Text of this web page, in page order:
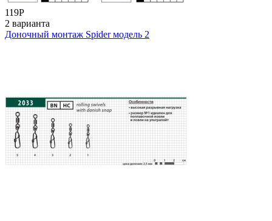
119Р
2 варианта
Доночный монтаж Spider модель 2